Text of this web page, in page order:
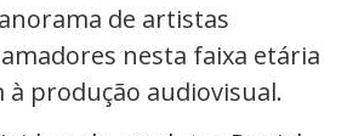
de artistas
nesta faixa etária
à produção audiovisual.